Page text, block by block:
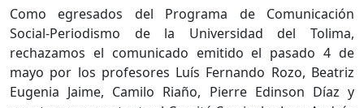
Como egresados del Programa de Comunicación
Social-Periodismo de la Universidad del Tolima,
rechazamos el comunicado emitido el pasado 4 de
mayo por los profesores Luís Fernando Rozo, Beatriz
Eugenia Jaime, Camilo Riaño, Pierre Edinson Díaz y